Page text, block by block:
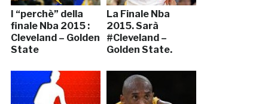
I “perchè” della
finale Nba 2015 :
Cleveland – Golden
State
La Finale Nba
2015. Sarà
#Cleveland –
Golden State.